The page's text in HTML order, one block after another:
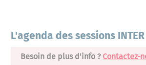
L'agenda des sessions INTER
Besoin de plus d'info ? Contactez-